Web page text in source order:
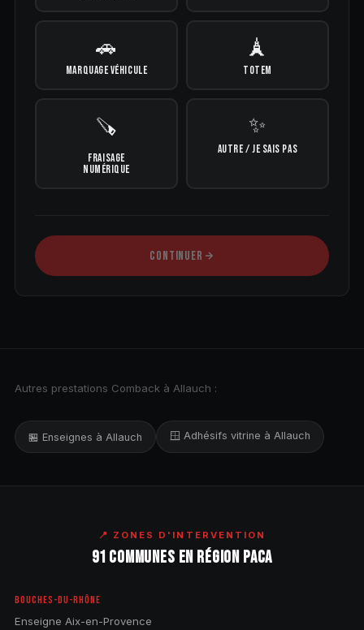
🚗
MARQUAGE VÉHICULE
🗼
TOTEM
🪚
FRAISAGE
NUMÉRIQUE
✨
AUTRE / JE SAIS PAS
CONTINUER
Autres prestations Comback à Allauch :
🏪 Enseignes à Allauch 🪟 Adhésifs vitrine à Allauch
📍 ZONES D'INTERVENTION
91 COMMUNES EN RÉGION PACA
BOUCHES-DU-RHÔNE
Enseigne Aix-en-Provence